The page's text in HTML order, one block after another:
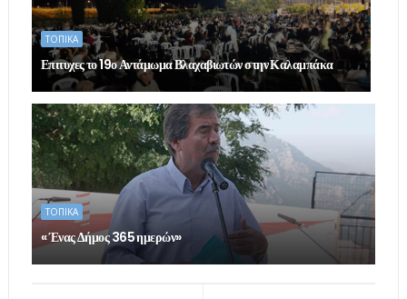
ΤΟΠΙΚΑ
Επιτυχες το 19ο Αντάμωμα Βλαχαβιωτών στην Καλαμπάκα
ΤΟΠΙΚΑ
« Ένας Δήμος 365 ημερών»